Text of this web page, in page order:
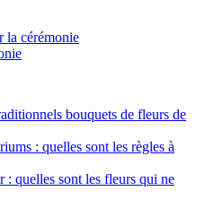
la cérémonie
bouquets de fleurs de
: quelles sont les règles à
: quelles sont les fleurs qui ne